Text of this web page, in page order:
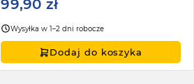
99,90 zł
Wysyłka w 1–2 dni robocze
Dodaj do koszyka